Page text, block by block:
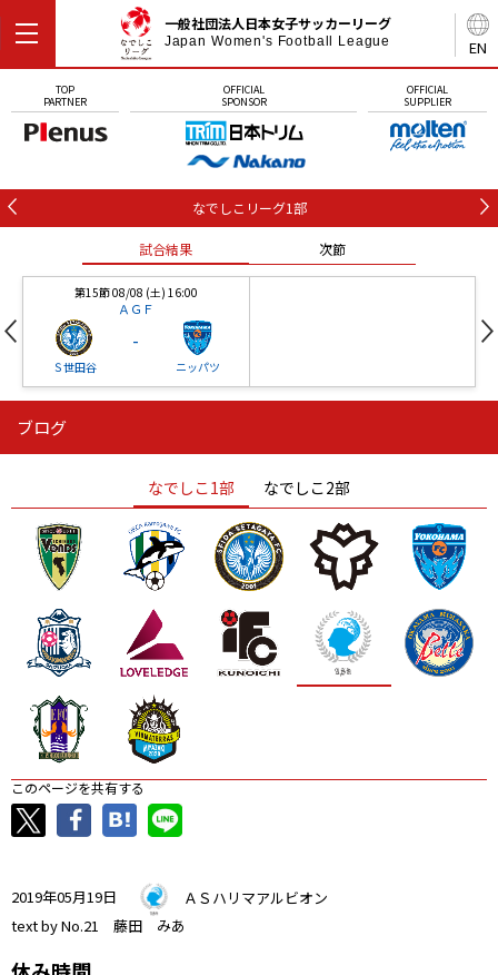
EN
一般社団法人日本女子サッカーリーグ
Japan Women's Football League
TOP
PARTNER
OFFICIAL
SPONSOR
OFFICIAL
SUPPLIER
なでしこリーグ1部
試合結果 次節
第15節 08/08 (土) 16:00
ＡＧＦ
Ｓ世田谷
-
ニッパツ
ニッパツ
ニッパツ 名古屋
石人の星
静岡 愛媛Ｌ
ブログ
なでしこ1部 なでしこ2部
このページを共有する
2019年05月19日
ＡＳハリマアルビオン
text by No.21 藤田 みあ